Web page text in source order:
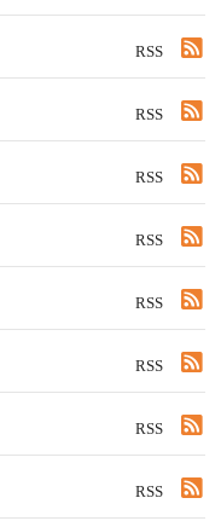
RSS
RSS
RSS
RSS
RSS
RSS
RSS
RSS